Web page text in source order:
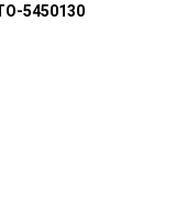
5450130